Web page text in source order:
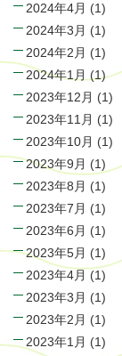
2024年4月 (1)
2024年3月 (1)
2024年2月 (1)
2024年1月 (1)
2023年12月 (1)
2023年11月 (1)
2023年10月 (1)
2023年9月 (1)
2023年8月 (1)
2023年7月 (1)
2023年6月 (1)
2023年5月 (1)
2023年4月 (1)
2023年3月 (1)
2023年2月 (1)
2023年1月 (1)